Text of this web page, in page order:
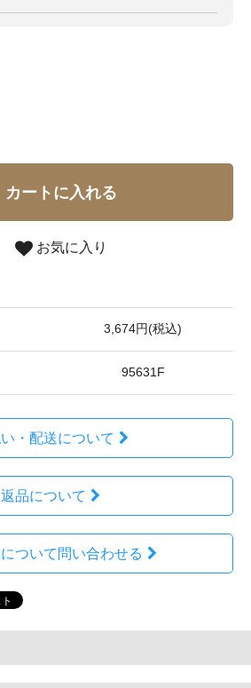
カートに入れる
お気に入り
3,674円(税込)
95631F
・配送について
返品について
ついて問い合わせる